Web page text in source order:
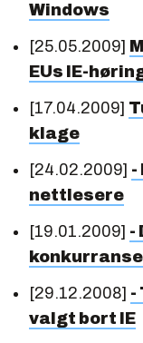
Windows
[25.05.2009]
EUs IE-
[17.04.2009]
klage
[24.02.2009] -
nettlesere
[19.01.2009] -
[29.12.2008] -
valgt bort IE